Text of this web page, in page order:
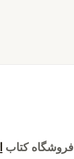
فروشگاه کتاب